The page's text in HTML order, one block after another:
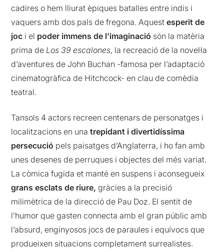
cadires o hem lliurat èpiques batalles entre indis i
vaquers amb dos pals de fregona. Aquestesperit de
joc i el poder immens de l’imaginació són la matèria
prima deLos 39 escalones, la recreació de la novel·la
d’aventures de John Buchan -famosa per l’adaptació
cinematogràfica de Hitchcock- en clau de comèdia
teatral.
Tansols 4 actors recreen centenars de personatges i
localitzacions en unatrepidant i divertidíssima
persecució pels paisatges d’Anglaterra, i ho fan amb
unes desenes de perruques i objectes del més variat.
La còmica fugida et manté en suspens i aconsegueix
grans esclats de riure, gràcies a la precisió
milimètrica de la direcció de Pau Doz. El sentit de
l’humor que gasten connecta amb el gran públic amb
l’absurd, enginyosos jocs de paraules i equívocs que
produeixen situacions completament surrealistes.